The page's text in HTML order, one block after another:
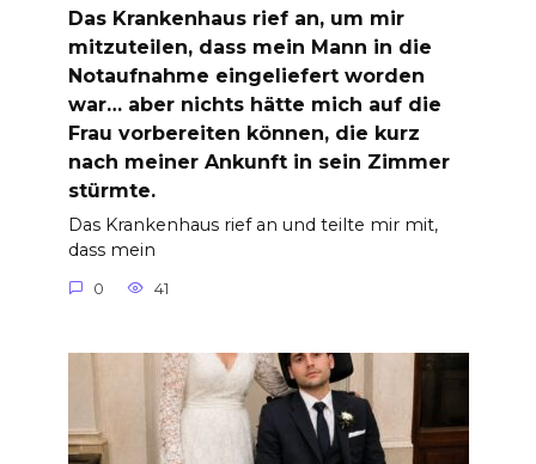
Das Krankenhaus rief an, um mir
mitzuteilen, dass mein Mann in die
Notaufnahme eingeliefert worden
war… aber nichts hätte mich auf die
Frau vorbereiten können, die kurz
nach meiner Ankunft in sein Zimmer
stürmte.
Das Krankenhaus rief an und teilte mir mit,
dass mein
0 41